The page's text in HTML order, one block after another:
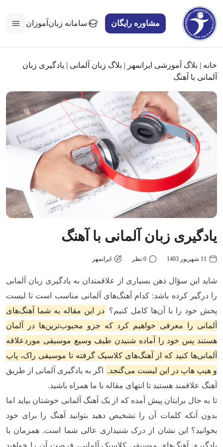
مشاوره رایگان سامانه زبان‌آموزان
خانه | بلاگ آموزشی ایرانمهر | بلاگ زبان آلمانی | یادگیری زبان
آلمانی با آهنگ
یادگیری زبان آلمانی با آهنگ
11 شهریور 1403 0 نظر ایرانمهر
شاید این سؤال ذهن بسیاری از علاقمندان به یادگیری زبان آلمانی
را درگیر کرده باشد: کدام آهنگ‌های آلمانی مناسب است تا لیست
پخش خود را با آن‌ها کامل کنیم؟ در این مقاله به شما آهنگ‌های
آلمانی را معرفی خواهیم کرد که جزو محبوب‌ترین‌ها در آلمان
هستند پس خود را آماده شنیدن طیف وسیع موسیقی موردعلاقه
آلمانی‌ها کنید که از آهنگ‌های کلاسیک گرفته تا موسیقی راک، پاپ
و هیپ هاپ در این لیست می‌گنجد.
اگر به یادگیری آلمانی از طریق
آهنگ علاقمند هستید تا انتهای مقاله با ما همراه باشید.
تا به حال برایتان پیش آمده که از یک آهنگ آلمانی خوشتان بیاید اما
بدون آنکه کلمات آن را تشخیص دهید بتوانید آهنگ را برای خود
بخوانید؟ این نشان از درک شنیداری عالی شما است. همزمان با